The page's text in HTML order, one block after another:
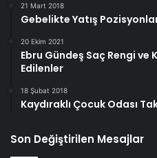
21 Mart 2018
Gebelikte Yatış
20 Ekim 2021
Ebru Gündeş Saç Rengi ve
Edilenler
18 Şubat 2018
Kaydıraklı Çocuk Odası
Son Değiştirilen Mesajlar